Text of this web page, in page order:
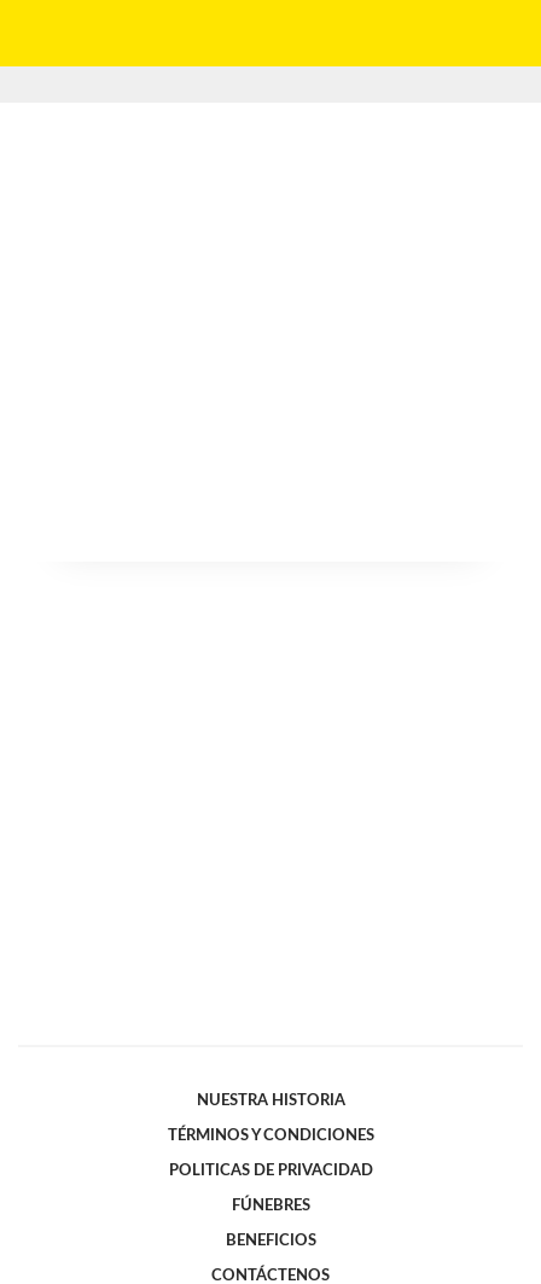
NUESTRA HISTORIA
TÉRMINOS Y CONDICIONES
POLITICAS DE PRIVACIDAD
FÚNEBRES
BENEFICIOS
CONTÁCTENOS